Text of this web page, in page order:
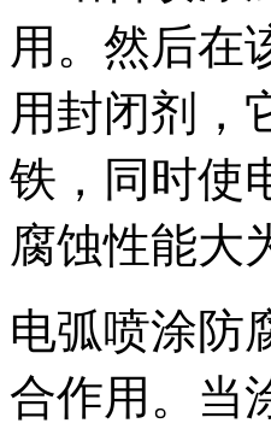
用。然后在
用封闭剂，
铁，同时使
腐蚀性能大
电弧喷涂防
合作用。当